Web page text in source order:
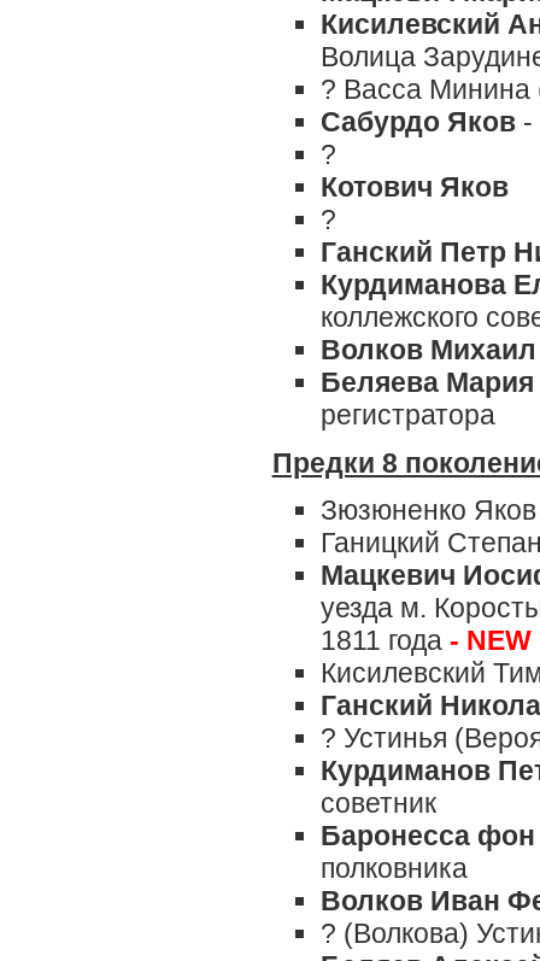
Кисилевский
Волица
? Васса Минина
Сабурдо Яков-
?
Котович Яков
?
Ганский Петр
Курдиманова
коллежского
Волков
Беляева Мария
регистратора
Предки 8
Зюзюненко Яков
Ганицкий
Мацкевич
уезда м.
1811 года- NEW
Кисилевский
Ганский
? Устинья
Курдиманов
советник
Баронесса фон
полковника
Волков Иван
? (Волкова)